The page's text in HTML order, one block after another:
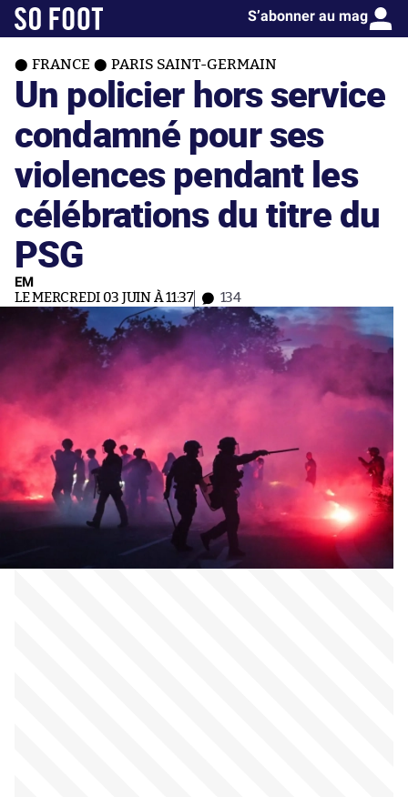
S’abonner au mag
FRANCE PARIS SAINT-GERMAIN
Un policier hors service
condamné pour ses
violences pendant les
célébrations du titre du
PSG
EM
LE MERCREDI 03 JUIN À 11:37 134